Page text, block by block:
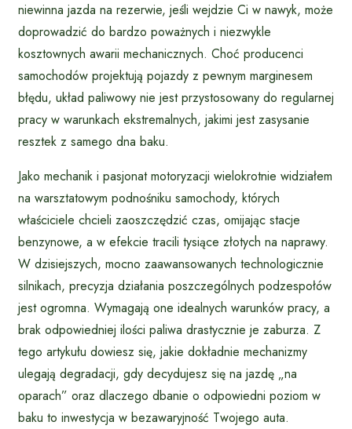
niewinna jazda na rezerwie, jeśli wejdzie Ci w nawyk, może
doprowadzić do bardzo poważnych i niezwykle
kosztownych awarii mechanicznych. Choć producenci
samochodów projektują pojazdy z pewnym marginesem
błędu, układ paliwowy nie jest przystosowany do regularnej
pracy w warunkach ekstremalnych, jakimi jest zasysanie
resztek z samego dna baku.
Jako mechanik i pasjonat motoryzacji wielokrotnie widziałem
na warsztatowym podnośniku samochody, których
właściciele chcieli zaoszczędzić czas, omijając stacje
benzynowe, a w efekcie tracili tysiące złotych na naprawy.
W dzisiejszych, mocno zaawansowanych technologicznie
silnikach, precyzja działania poszczególnych podzespołów
jest ogromna. Wymagają one idealnych warunków pracy, a
brak odpowiedniej ilości paliwa drastycznie je zaburza. Z
tego artykułu dowiesz się, jakie dokładnie mechanizmy
ulegają degradacji, gdy decydujesz się na jazdę „na
oparach” oraz dlaczego dbanie o odpowiedni poziom w
baku to inwestycja w bezawaryjność Twojego auta.